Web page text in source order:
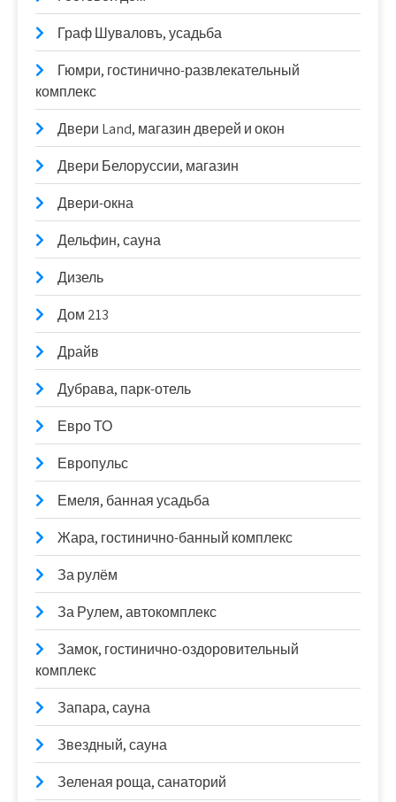
Граф Шуваловъ, усадьба
Гюмри, гостинично-развлекательный
комплекс
Двери Land, магазин дверей и окон
Двери Белоруссии, магазин
Двери-окна
Дельфин, сауна
Дизель
Дом 213
Драйв
Дубрава, парк-отель
Евро ТО
Европульс
Емеля, банная усадьба
Жара, гостинично-банный комплекс
За рулём
За Рулем, автокомплекс
Замок, гостинично-оздоровительный
комплекс
Запара, сауна
Звездный, сауна
Зеленая роща, санаторий